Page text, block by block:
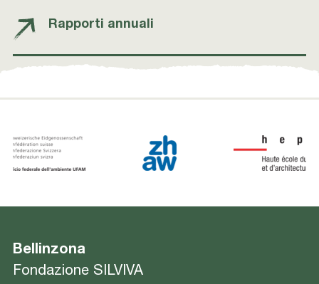
Rapporti annuali
Bellinzona
Fondazione SILVIVA